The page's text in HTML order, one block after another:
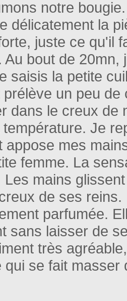
notre
délicatement la
juste ce qu'il
Au bout de 20mn,
saisis la petite
prélève un peu de
dans le creux de
Je
appose mes
femme. La
Les mains
de ses
parfumée.
sans laisser de
très
qui se fait masser